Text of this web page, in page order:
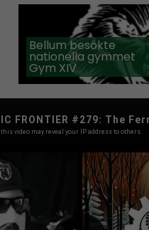
Bellum besökte
nationella gymmet
Gym XIV